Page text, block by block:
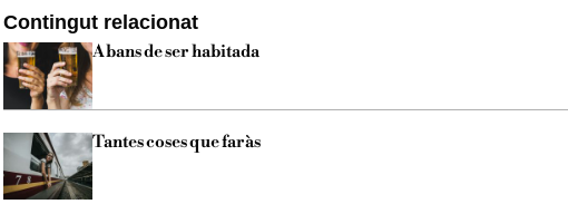
Contingut relacionat
Abans de ser habitada
Tantes coses que faràs